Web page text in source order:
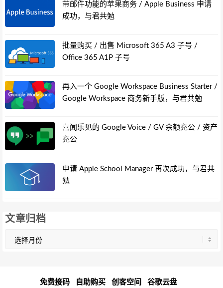
带邮件功能的苹果商务 / Apple Business 申请
成功，与君共勉
批量购买 / 出售 Microsoft 365 A3 子号 /
Office 365 A1P 子号
再入一个 Google Workspace Business Starter /
Google Workspace 商务新手版，与君共勉
喜闻乐见的 Google Voice / GV 余额充公 / 资产
充公
申请 Apple School Manager 再次成功，与君共
勉
文章归档
免费接码
自助购买 创客空间 谷歌云盘